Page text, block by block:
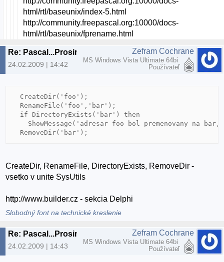
html/rtl/baseunix/index-5.html
http://community.freepascal.org:10000/docs-
html/rtl/baseunix/fprename.html
Re: Pascal...Prosim poradte
24.02.2009 | 14:42
Zefram Cochrane
MS Windows Vista Ultimate 64bi
Používateľ
  CreateDir('foo');
  RenameFile('foo','bar');
  if DirectoryExists('bar') then
ShowMessage('adresar foo bol premenovany na bar,
CreateDir, RenameFile, DirectoryExists, RemoveDir -
vsetko v unite SysUtils
http://www.builder.cz - sekcia Delphi
Slobodný font na technické kreslenie
Re: Pascal...Prosim poradte
24.02.2009 | 14:43
Zefram Cochrane
MS Windows Vista Ultimate 64bi
Používateľ